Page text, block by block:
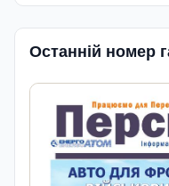
Останній номер